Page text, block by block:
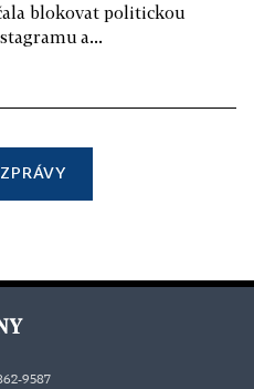
blokovat politickou
a...
9587